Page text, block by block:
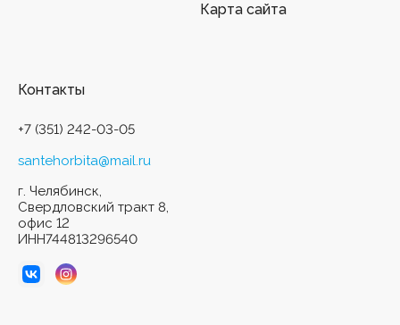
Карта сайта
Контакты
+7 (351) 242-03-05
santehorbita@mail.ru
г. Челябинск,
Свердловский тракт 8,
офис 12
ИНН744813296540